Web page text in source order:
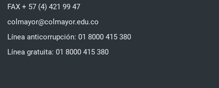
FAX + 57 (4) 421 99 47
colmayor@colmayor.edu.co
Línea anticorrupción: 01 8000 415 380
Línea gratuita: 01 8000 415 380